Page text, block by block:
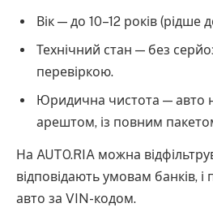
Вік — до 10–12 років (рідше
Технічний стан — без
перевіркою.
Юридична чистота — авто
арештом, із повним
На AUTO.RIA можна
відповідають умовам банків, і
авто за VIN-кодом.